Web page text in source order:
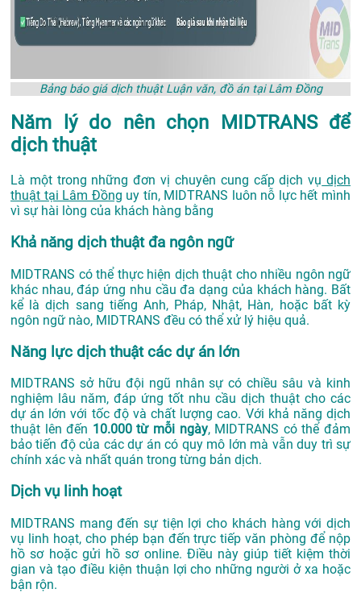
Bảng báo giá dịch thuật Luận văn, đồ án tại Lâm Đồng
Năm lý do nên chọn MIDTRANS để
dịch thuật
Là một trong những đơn vị chuyên cung cấp dịch vụ dịch
thuật tại Lâm Đồng uy tín, MIDTRANS luôn nỗ lực hết mình
vì sự hài lòng của khách hàng bằng
Khả năng dịch thuật đa ngôn ngữ
MIDTRANS có thể thực hiện dịch thuật cho nhiều ngôn ngữ
khác nhau, đáp ứng nhu cầu đa dạng của khách hàng. Bất
kể là dịch sang tiếng Anh, Pháp, Nhật, Hàn, hoặc bất kỳ
ngôn ngữ nào, MIDTRANS đều có thể xử lý hiệu quả.
Năng lực dịch thuật các dự án lớn
MIDTRANS sở hữu đội ngũ nhân sự có chiều sâu và kinh
nghiệm lâu năm, đáp ứng tốt nhu cầu dịch thuật cho các
dự án lớn với tốc độ và chất lượng cao. Với khả năng dịch
thuật lên đến 10.000 từ mỗi ngày, MIDTRANS có thể đảm
bảo tiến độ của các dự án có quy mô lớn mà vẫn duy trì sự
chính xác và nhất quán trong từng bản dịch.
Dịch vụ linh hoạt
MIDTRANS mang đến sự tiện lợi cho khách hàng với dịch
vụ linh hoạt, cho phép bạn đến trực tiếp văn phòng để nộp
hồ sơ hoặc gửi hồ sơ online. Điều này giúp tiết kiệm thời
gian và tạo điều kiện thuận lợi cho những người ở xa hoặc
bận rộn.